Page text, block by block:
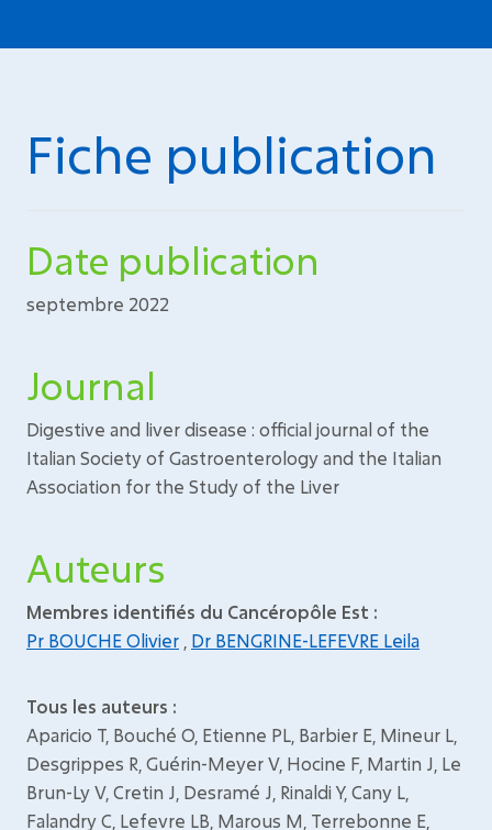
Fiche publication
Date publication
septembre 2022
Journal
Digestive and liver disease : official journal of the
Italian Society of Gastroenterology and the Italian
Association for the Study of the Liver
Auteurs
Membres identifiés du Cancéropôle Est :
Pr BOUCHE Olivier Dr BENGRINE-LEFEVRE Leila
Tous les auteurs :
Aparicio T, Bouché O, Etienne PL, Barbier E, Mineur L,
Desgrippes R, Guérin-Meyer V, Hocine F, Martin J, Le
Brun-Ly V, Cretin J, Desramé J, Rinaldi Y, Cany L,
Falandry C, Lefevre LB, Marous M, Terrebonne E,